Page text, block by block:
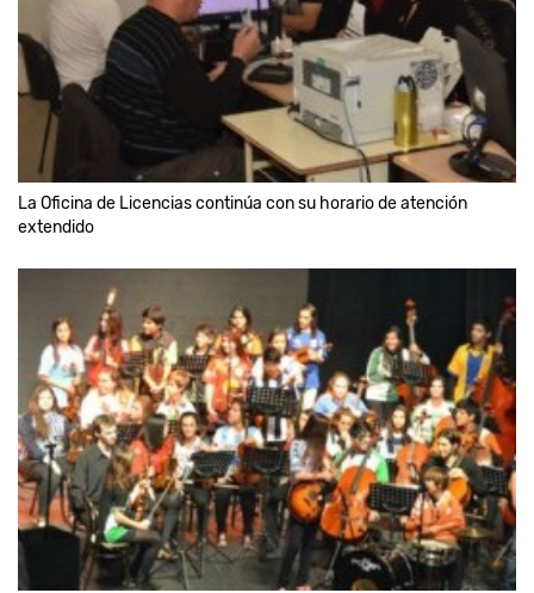
La Oficina de Licencias continúa con su horario de atención
extendido